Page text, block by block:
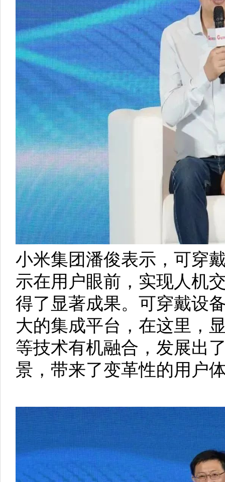
小米集团潘俊表示，可穿
示在用户眼前，实现人机
得了显著成果。可穿戴设
大的集成平台，在这里，
等技术有机融合，发展出
景，带来了变革性的用户